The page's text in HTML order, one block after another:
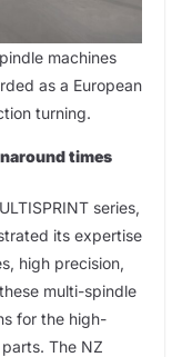
machines
as a European
turning.
times
series,
its expertise
high precision,
multi-spindle
for the high-
The NZ